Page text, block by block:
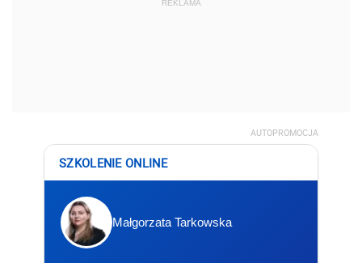
REKLAMA
AUTOPROMOCJA
SZKOLENIE ONLINE
Małgorzata Tarkowska